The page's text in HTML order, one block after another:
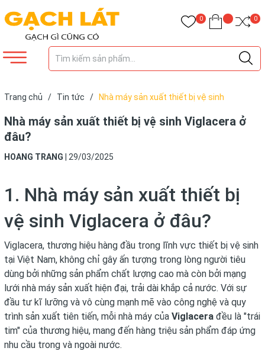
0 0
Trang chủ / Tin tức /
Nhà máy sản xuất thiết bị vệ sinh
Nhà máy sản xuất thiết bị vệ sinh Viglacera ở
đâu?
HOANG TRANG 29/03/2025
1. Nhà máy sản xuất thiết bị
vệ sinh Viglacera ở đâu?
Viglacera, thương hiệu hàng đầu trong lĩnh vực thiết bị vệ sinh
tại Việt Nam, không chỉ gây ấn tượng trong lòng người tiêu
dùng bởi những sản phẩm chất lượng cao mà còn bởi mạng
lưới nhà máy sản xuất hiện đại, trải dài khắp cả nước. Với sự
đầu tư kĩ lưỡng và vô cùng mạnh mẽ vào công nghệ và quy
trình sản xuất tiên tiến, mỗi nhà máy của Viglacera đều là "trái
tim" của thương hiệu, mang đến hàng triệu sản phẩm đáp ứng
nhu cầu trong và ngoài nước.